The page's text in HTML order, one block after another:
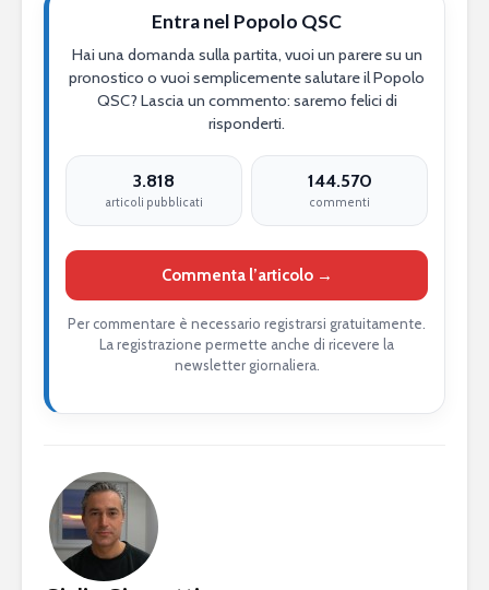
Entra nel Popolo QSC
Hai una domanda sulla partita, vuoi un parere su un
pronostico o vuoi semplicemente salutare il Popolo
QSC? Lascia un commento: saremo felici di
risponderti.
3.818
articoli pubblicati
144.570
commenti
Commenta l’articolo →
Per commentare è necessario registrarsi gratuitamente.
La registrazione permette anche di ricevere la
newsletter giornaliera.